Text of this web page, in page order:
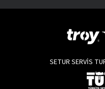
SETUR SERVİS